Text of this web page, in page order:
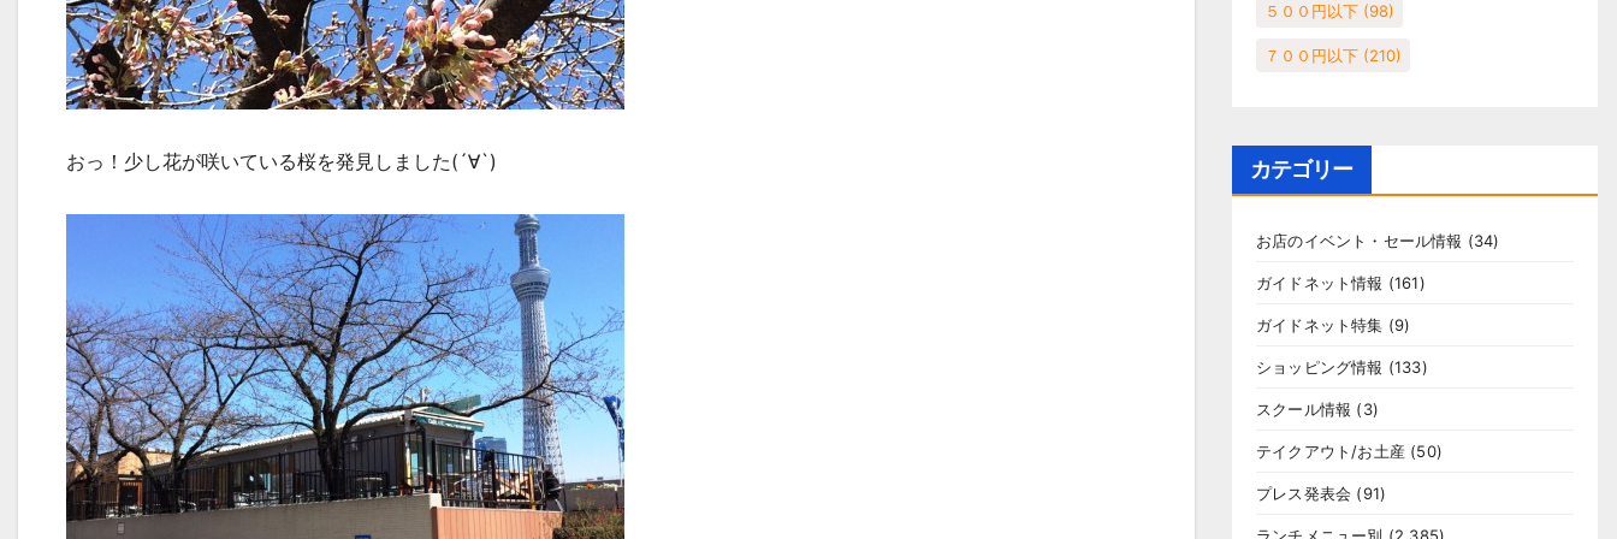
おっ！少し花が咲いている桜を発見しました(´∀`)
５００円以下 (98)
７００円以下 (210)
カテゴリー
お店のイベント・セール情報 (34)
ガイドネット情報 (161)
ガイドネット特集 (9)
ショッピング情報 (133)
スクール情報 (3)
テイクアウト/お土産 (50)
プレス発表会 (91)